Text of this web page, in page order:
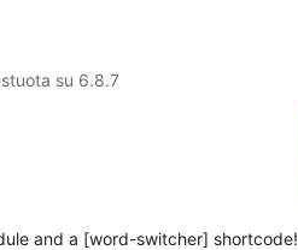
su 6.8.7
and a [word-switcher] shortcode!